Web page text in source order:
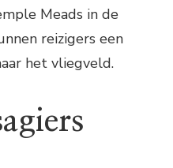
Meads in de
reizigers een
het vliegveld.